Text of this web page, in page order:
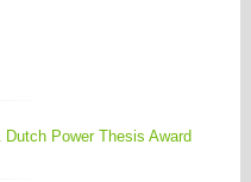
Power Thesis Award